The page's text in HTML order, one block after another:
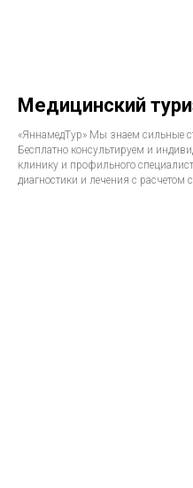
Медицинский
«ЯннамедТур» Мы знаем сильные
Бесплатно консультируем и
клинику и профильного
диагностики и лечения с расчетом